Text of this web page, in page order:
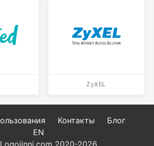
ZyXEL
Контакты
Блог
EN
2020-2026